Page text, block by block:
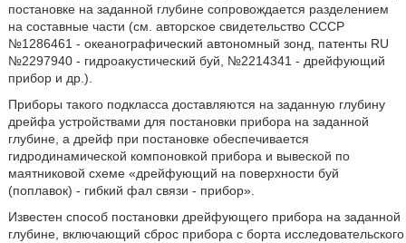
постановке на заданной глубине сопровождается разделением
на составные части (см. авторское свидетельство СССР
№1286461 - океанографический автономный зонд, патенты RU
№2297940 - гидроакустический буй, №2214341 - дрейфующий
прибор и др.).
Приборы такого подкласса доставляются на заданную глубину
дрейфа устройствами для постановки прибора на заданной
глубине, а дрейф при постановке обеспечивается
гидродинамической компоновкой прибора и вывеской по
маятниковой схеме «дрейфующий на поверхности буй
(поплавок) - гибкий фал связи - прибор».
Известен способ постановки дрейфующего прибора на заданной
глубине, включающий сброс прибора с борта исследовательского